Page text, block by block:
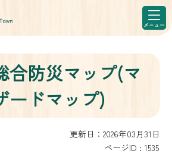
合防災マップ(マ
ードマップ)
更新日：2026年03月31日
ページID : 1535